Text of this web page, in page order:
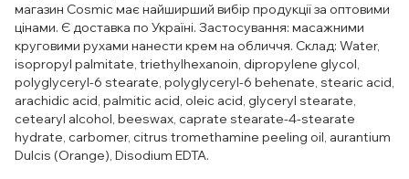
магазин Cosmic має найширший вибір продукції за оптовими
цінами. Є доставка по Україні. Застосування: масажними
круговими рухами нанести крем на обличчя. Склад: Water,
isopropyl palmitate, triethylhexanoin, dipropylene glycol,
polyglyceryl-6 stearate, polyglyceryl-6 behenate, stearic acid,
arachidic acid, palmitic acid, oleic acid, glyceryl stearate,
cetearyl alcohol, beeswax, caprate stearate-4-stearate
hydrate, carbomer, citrus tromethamine peeling oil, аurantium
Dulcis (Orange), Disodium EDTA.